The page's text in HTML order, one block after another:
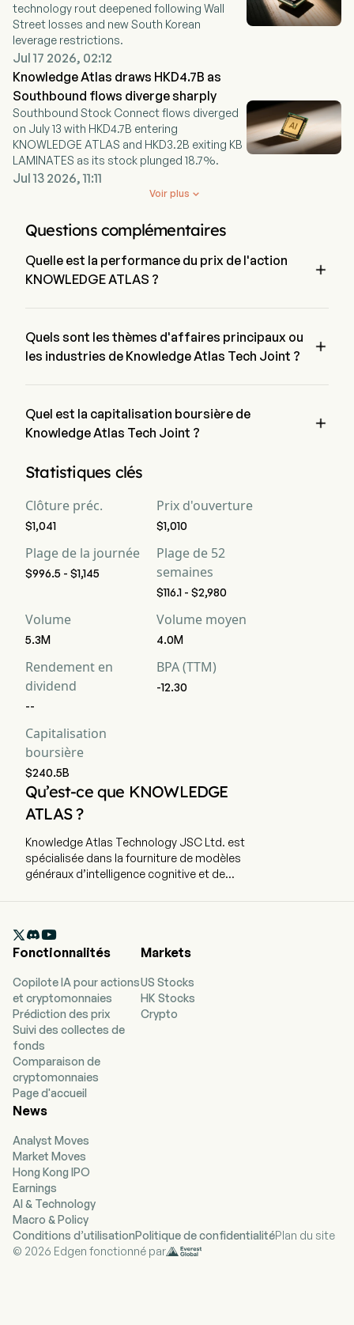
technology rout deepened following Wall
Street losses and new South Korean
leverage restrictions.
Jul 17 2026, 02:12
Knowledge Atlas draws HKD4.7B as
Southbound flows diverge sharply
Southbound Stock Connect flows diverged
on July 13 with HKD4.7B entering
KNOWLEDGE ATLAS and HKD3.2B exiting KB
LAMINATES as its stock plunged 18.7%.
Jul 13 2026, 11:11

Voir plus
Questions complémentaires
Quelle est la performance du prix de l'action
KNOWLEDGE ATLAS ?

Quels sont les thèmes d'affaires principaux ou
les industries de Knowledge Atlas Tech Joint ?

Quel est la capitalisation boursière de
Knowledge Atlas Tech Joint ?

Joint est de $240.5B
Statistiques clés
Clôture préc.
$1,041
Prix d'ouverture
$1,010
Plage de la journée
$996.5 - $1,145
Plage de 52
semaines
$116.1 - $2,980
Volume
5.3M
Volume moyen
4.0M
Rendement en
dividend
--
BPA (TTM)
-12.30
Capitalisation
boursière
$240.5B
Qu’est-ce que KNOWLEDGE
ATLAS ?
Knowledge Atlas Technology JSC Ltd. est
spécialisée dans la fourniture de modèles
généraux d’intelligence cognitive et de
L’entreprise a effectué son introduction en
bourse le 8 janvier 2026. Elle exerce
segments : le segment « Déploiement sur site »,
qui développe et fournit des services
personnalisés liés aux grands modèles,
conformément aux instructions et besoins
spécifiques des clients, sur l’infrastructure de
ces derniers ; et le segment « Déploiement basé
sur le cloud », qui développe et fournit des
services liés aux grands modèles hébergés dans
le cloud, via une infrastructure cloud. Les
principalement utilisés dans les domaines des
appareils intelligents, des technologies, de
l’internet, des services financiers, de la
fabrication, de la vente au détail, de la santé et
d’autres secteurs. L’essentiel de ses activités se
déroule sur le marché national.

Fonctionnalités
Copilote IA pour actions
et cryptomonnaies
Prédiction des prix
Suivi des collectes de
fonds
Comparaison de
cryptomonnaies
Page d'accueil
Markets
US Stocks
HK Stocks
Crypto
News
Analyst Moves
Market Moves
Hong Kong IPO
Earnings
AI & Technology
Macro & Policy
Conditions d’utilisationPolitique de confidentialitéPlan du site
© 2026 Edgen fonctionné par